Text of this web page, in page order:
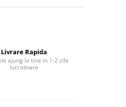
Livrare Rapida
ajung la tine in 1-2 zile
lucratoare